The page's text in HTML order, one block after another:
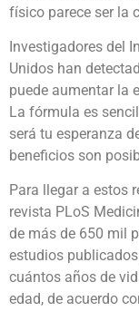
físico parece ser la
Investigadores del
Unidos han
puede aumentar la
La fórmula es
será tu esperanza
beneficios son
Para llegar a estos
revista PLoS
de más de 650 mil
estudios
cuántos años de
edad, de acuerdo